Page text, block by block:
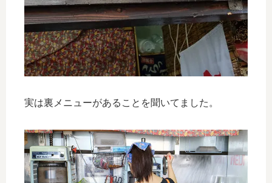
実は裏メニューがあることを聞いてました。